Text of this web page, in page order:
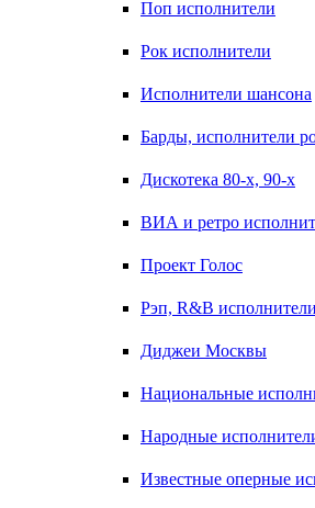
Поп исполнители
Рок исполнители
Исполнители шансона
Барды, исполнители
Дискотека 80-х, 90-х
ВИА и ретро
Проект Голос
Рэп, R&B исполнители
Диджеи Москвы
Национальные
Народные
Известные оперные